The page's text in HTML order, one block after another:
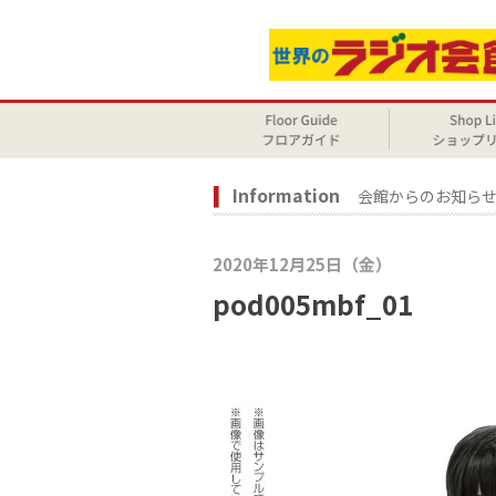
Information 会館からのお知らせ
2020年12月25日（金）
pod005mbf_01